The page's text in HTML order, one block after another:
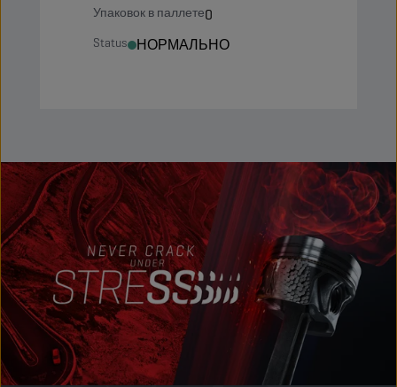
Упаковок в паллете0
Status НОРМАЛЬНО